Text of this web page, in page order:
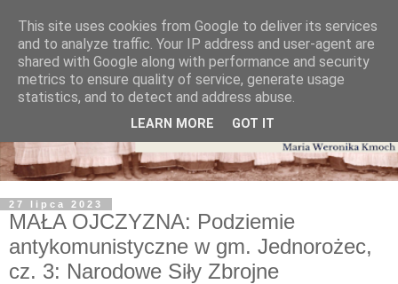
27 lipca 2023
MAŁA OJCZYZNA: Podziemie
antykomunistyczne w gm. Jednorożec,
cz. 3: Narodowe Siły Zbrojne
This site uses cookies from Google to deliver its services
and to analyze traffic. Your IP address and user-agent are
shared with Google along with performance and security
metrics to ensure quality of service, generate usage
statistics, and to detect and address abuse.
LEARN MORE GOT IT